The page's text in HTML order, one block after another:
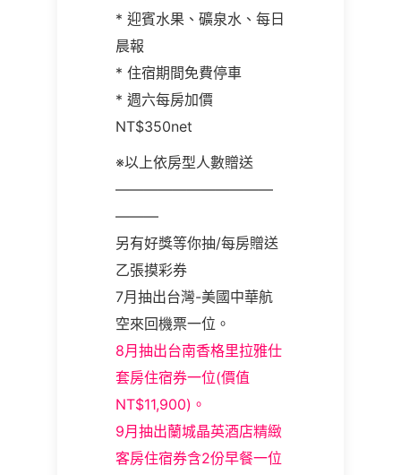
* 迎賓水果、礦泉水、每日
晨報
* 住宿期間免費停車
* 週六每房加價
NT$350net
※以上依房型人數贈送
———————————
———
另有好獎等你抽/每房贈送
乙張摸彩券
7月抽出台灣-美國中華航
空來回機票一位。
8月抽出台南香格里拉雅仕
套房住宿券一位(價值
NT$11,900)。
9月抽出蘭城晶英酒店精緻
客房住宿券含2份早餐一位